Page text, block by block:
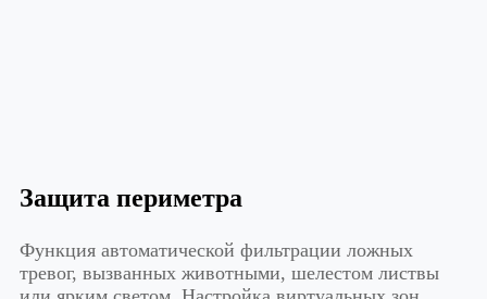
Защита периметра
Функция автоматической фильтрации ложных
тревог, вызванных животными, шелестом листвы